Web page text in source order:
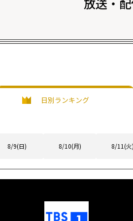
日別ランキング
8/9(日) 8/10(月) 8/11(火